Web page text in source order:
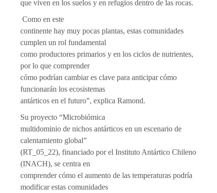
que viven en los suelos y en refugios dentro de las rocas.
Como en este
continente hay muy pocas plantas, estas comunidades
cumplen un rol fundamental
como productores primarios y en los ciclos de nutrientes,
por lo que comprender
cómo podrían cambiar es clave para anticipar cómo
funcionarán los ecosistemas
antárticos en el futuro”, explica Ramond.
Su proyecto “Microbiómica
multidominio de nichos antárticos en un escenario de
calentamiento global”
(RT_05_22), financiado por el Instituto Antártico Chileno
(INACH), se centra en
comprender cómo el aumento de las temperaturas podría
modificar estas comunidades